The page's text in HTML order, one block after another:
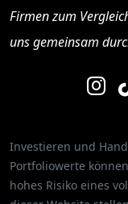
Firmenzum
uns gemeinsam
Investieren und
Portfoliowerte
hohes Risiko eines